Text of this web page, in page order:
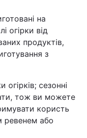
на
огірки від
продуктів,
з
огірків; сезонні
тож ви можете
користь
ревенем або